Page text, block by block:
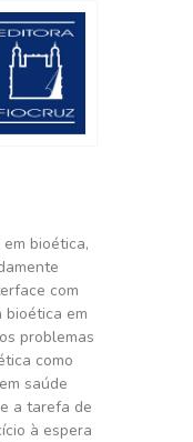
bioética,
com
em
problemas
como
saúde
a tarefa de
à espera